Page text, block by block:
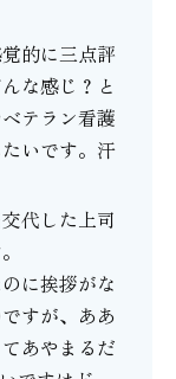
的に三点評
な感じ？と
テラン看護
いです。汗
代した上司
に挨拶がな
すが、ああ
あやまるだ